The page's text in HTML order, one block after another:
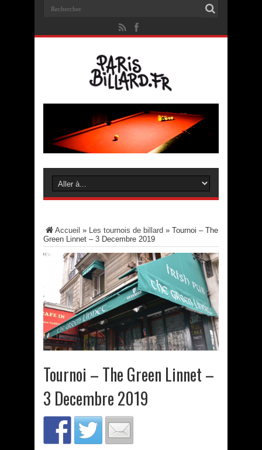
Accueil » Les tournois de billard » Tournoi – The
Green Linnet – 3 Decembre 2019
Tournoi – The Green Linnet –
3 Decembre 2019